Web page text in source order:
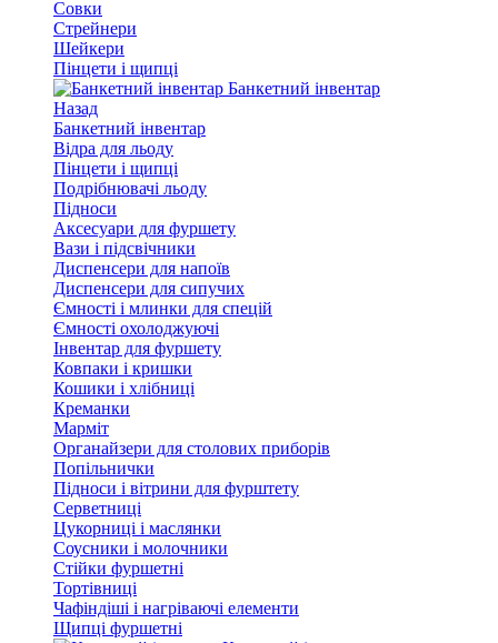
Совки
Стрейнери
Шейкери
Пінцети і щипці
Банкетний інвентар
Назад
Банкетний інвентар
Відра для льоду
Пінцети і щипці
Подрібнювачі льоду
Підноси
Аксесуари для фуршету
Вази і підсвічники
Диспенсери для напоїв
Диспенсери для сипучих
Ємності і млинки для спецій
Ємності охолоджуючі
Інвентар для фуршету
Ковпаки і кришки
Кошики і хлібниці
Креманки
Марміт
Органайзери для столових приборів
Попільнички
Підноси і вітрини для фурштету
Серветниці
Цукорниці і маслянки
Соусники і молочники
Стійки фуршетні
Тортівниці
Чафіндіші і нагріваючі елементи
Щипці фуршетні